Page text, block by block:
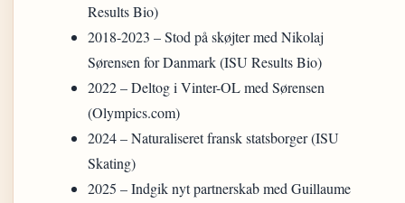
Results Bio)
2018-2023 – Stod på skøjter med Nikolaj
Sørensen for Danmark (ISU Results Bio)
2022– Deltog i Vinter-OL med Sørensen
(Olympics.com)
2024– Naturaliseret fransk statsborger (ISU
Skating)
2025 – Indgik nyt partnerskab med Guillaume